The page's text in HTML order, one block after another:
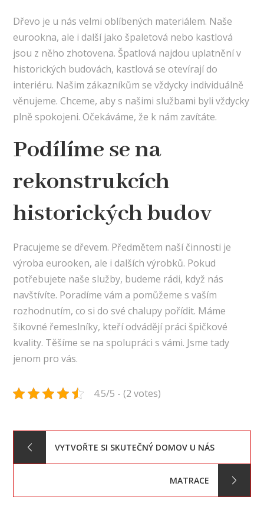
Dřevo je u nás velmi oblíbených materiálem. Naše
eurookna, ale i další jako špaletová nebo kastlová
jsou z něho zhotovena. Špatlová najdou uplatnění v
historických budovách, kastlová se otevírají do
interiéru. Našim zákazníkům se vždycky individuálně
věnujeme. Chceme, aby s našimi službami byli vždycky
plně spokojeni. Očekáváme, že k nám zavítáte.
Podílíme se na
rekonstrukcích
historických budov
Pracujeme se dřevem. Předmětem naší činnosti je
výroba eurooken, ale i dalších výrobků. Pokud
potřebujete naše služby, budeme rádi, když nás
navštívíte. Poradíme vám a pomůžeme s vaším
rozhodnutím, co si do své chalupy pořídit. Máme
šikovné řemeslníky, kteří odvádějí práci špičkové
kvality. Těšíme se na spolupráci s vámi. Jsme tady
jenom pro vás.
4.5/5 - (2 votes)
Navigace
VYTVOŘTE SI SKUTEČNÝ DOMOV U NÁS
MATRACE